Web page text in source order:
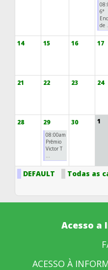
6°
de ...
14 15 16 17
21 22 23 24
28 29
08:00am
Prêmio
Victor T
30 1
DEFAULT Todas as
Acesso a
ACESSO À